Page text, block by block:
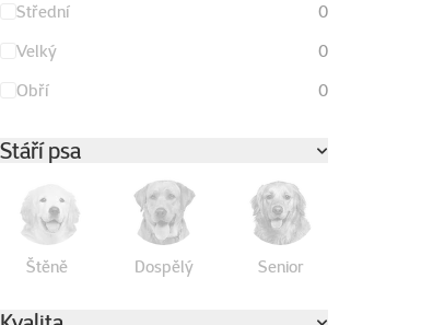
Střední
0
Velký
0
Obří
0
Stáří psa
Štěně Dospělý Senior